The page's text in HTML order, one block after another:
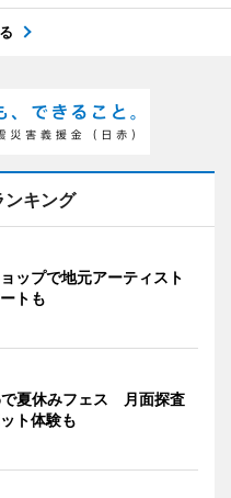
ンキング
ップで地元アーティスト
トも
夏休みフェス 月面探査
ト体験も